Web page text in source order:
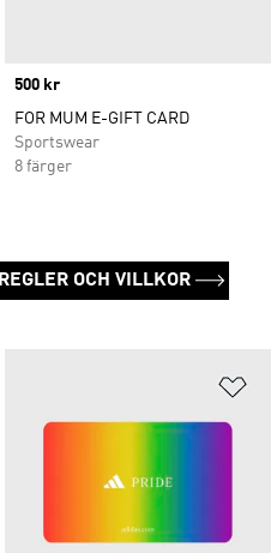
Price
500 kr
FOR MUM E-GIFT CARD
Sportswear
8 färger
REGLER OCH VILLKOR